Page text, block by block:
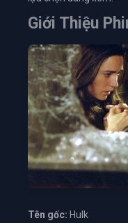
Giới Thiệu
Tên gốc: Hulk